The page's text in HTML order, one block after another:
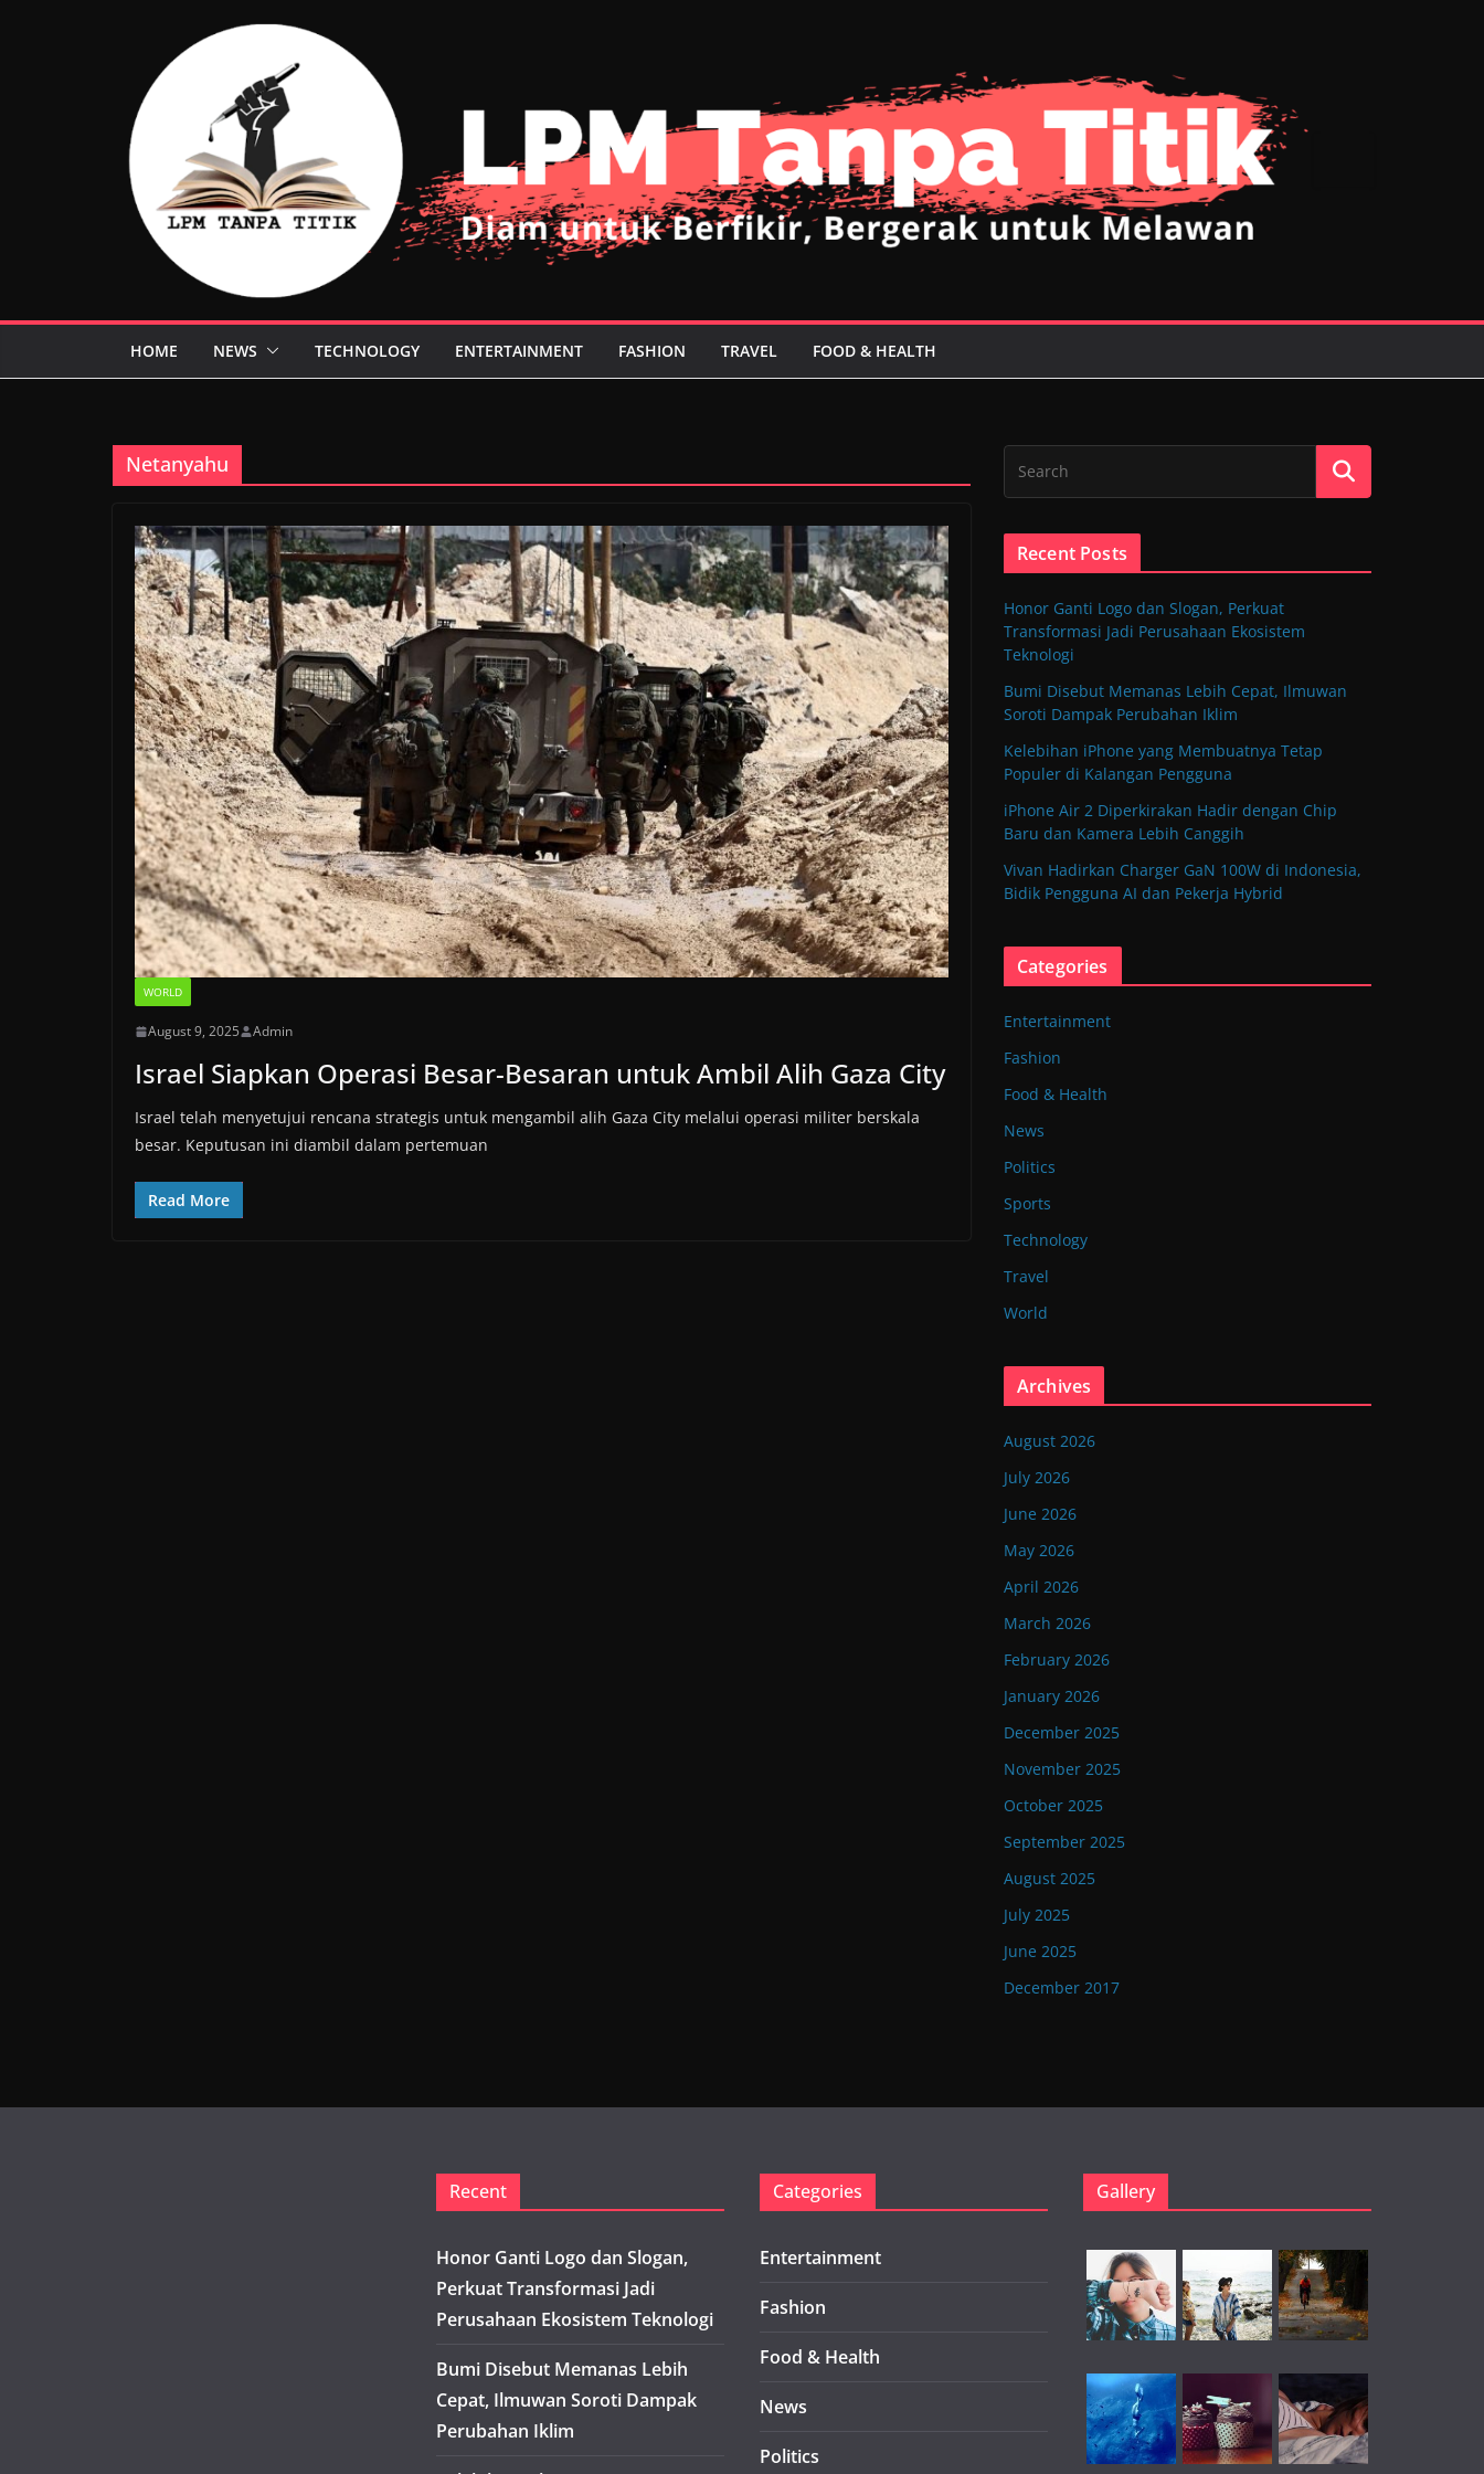
HOME NEWS TECHNOLOGY ENTERTAINMENT FASHION TRAVEL FOOD & HEALTH
Netanyahu
WORLD
August 9, 2025 Admin
Israel Siapkan Operasi Besar-Besaran untuk Ambil Alih Gaza City
Israel telah menyetujui rencana strategis untuk mengambil alih Gaza City melalui operasi militer berskala
besar. Keputusan ini diambil dalam pertemuan
Read More
Recent Posts
Honor Ganti Logo dan Slogan, Perkuat
Transformasi Jadi Perusahaan Ekosistem
Teknologi
Bumi Disebut Memanas Lebih Cepat, Ilmuwan
Soroti Dampak Perubahan Iklim
Kelebihan iPhone yang Membuatnya Tetap
Populer di Kalangan Pengguna
iPhone Air 2 Diperkirakan Hadir dengan Chip
Baru dan Kamera Lebih Canggih
Vivan Hadirkan Charger GaN 100W di Indonesia,
Bidik Pengguna AI dan Pekerja Hybrid
Categories
Entertainment
Fashion
Food & Health
News
Politics
Sports
Technology
Travel
World
Archives
August 2026
July 2026
June 2026
May 2026
April 2026
March 2026
February 2026
January 2026
December 2025
November 2025
October 2025
September 2025
August 2025
July 2025
June 2025
December 2017
Recent
Honor Ganti Logo dan Slogan,
Perkuat Transformasi Jadi
Perusahaan Ekosistem Teknologi
Bumi Disebut Memanas Lebih
Cepat, Ilmuwan Soroti Dampak
Perubahan Iklim
Categories
Entertainment
Fashion
Food & Health
News
Politics
Gallery